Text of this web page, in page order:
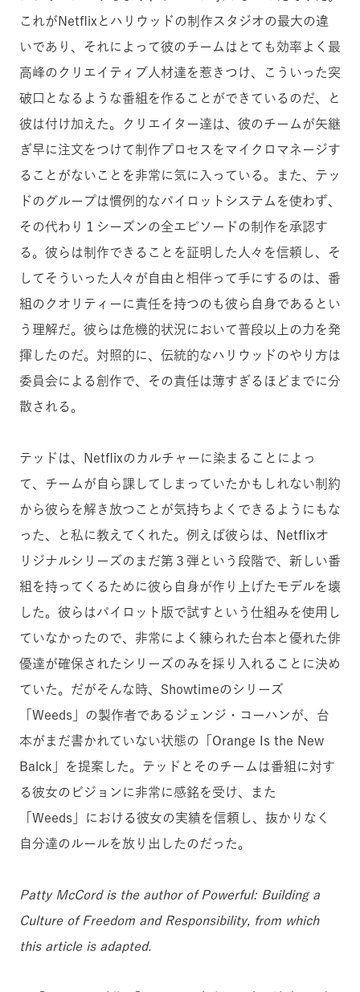
これがNetflixとハリウッドの制作スタジオの最大の違
いであり、それによって彼のチームはとても効率よく最
高峰のクリエイティブ人材達を惹きつけ、こういった突
破口となるような番組を作ることができているのだ、と
彼は付け加えた。クリエイター達は、彼のチームが矢継
ぎ早に注文をつけて制作プロセスをマイクロマネージす
ることがないことを非常に気に入っている。また、テッ
ドのグループは慣例的なパイロットシステムを使わず、
その代わり１シーズンの全エピソードの制作を承認す
る。彼らは制作できることを証明した人々を信頼し、そ
してそういった人々が自由と相伴って手にするのは、番
組のクオリティーに責任を持つのも彼ら自身であるとい
う理解だ。彼らは危機的状況において普段以上の力を発
揮したのだ。対照的に、伝統的なハリウッドのやり方は
委員会による創作で、その責任は薄すぎるほどまでに分
散される。
テッドは、Netflixのカルチャーに染まることによっ
て、チームが自ら課してしまっていたかもしれない制約
から彼らを解き放つことが気持ちよくできるようにもな
った、と私に教えてくれた。例えば彼らは、Netflixオ
リジナルシリーズのまだ第３弾という段階で、新しい番
組を持ってくるために彼ら自身が作り上げたモデルを壊
した。彼らはパイロット版で試すという仕組みを使用し
ていなかったので、非常によく練られた台本と優れた俳
優達が確保されたシリーズのみを採り入れることに決め
ていた。だがそんな時、Showtimeのシリーズ
「Weeds」の製作者であるジェンジ・コーハンが、台
本がまだ書かれていない状態の「Orange Is the New
Balck」を提案した。テッドとそのチームは番組に対す
る彼女のビジョンに非常に感銘を受け、また
「Weeds」における彼女の実績を信頼し、抜かりなく
自分達のルールを放り出したのだった。
Patty McCord is the author of Powerful: Building a
Culture of Freedom and Responsibility, from which
this article is adapted.